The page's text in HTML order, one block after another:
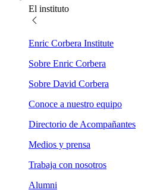
El instituto
Enric Corbera Institute
Sobre Enric Corbera
Sobre David Corbera
Conoce a nuestro equipo
Directorio de Acompañantes
Medios y prensa
Trabaja con nosotros
Alumni